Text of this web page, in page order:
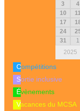
3
4
10
17
24
31
1
2025
Compétitions
Sortie inclusive
Évènements
Vacances du MCSA